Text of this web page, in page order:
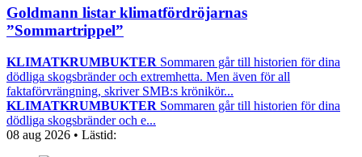
Goldmann listar klimatfördröjarnas
”Sommartrippel”
KLIMATKRUMBUKTER Sommaren går till historien för dina
dödliga skogsbränder och extremhetta. Men även för all
faktaförvrängning, skriver SMB:s krönikör...
KLIMATKRUMBUKTER Sommaren går till historien för dina
dödliga skogsbränder och e...
08 aug 2026 • Lästid: